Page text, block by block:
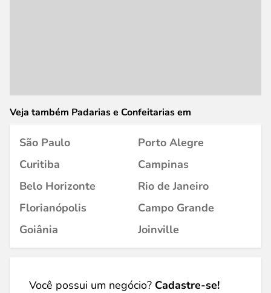
Veja também Padarias e Confeitarias em
São Paulo
Porto Alegre
Curitiba
Campinas
Belo Horizonte
Rio de Janeiro
Florianópolis
Campo Grande
Goiânia
Joinville
Você possui um negócio? Cadastre-se!